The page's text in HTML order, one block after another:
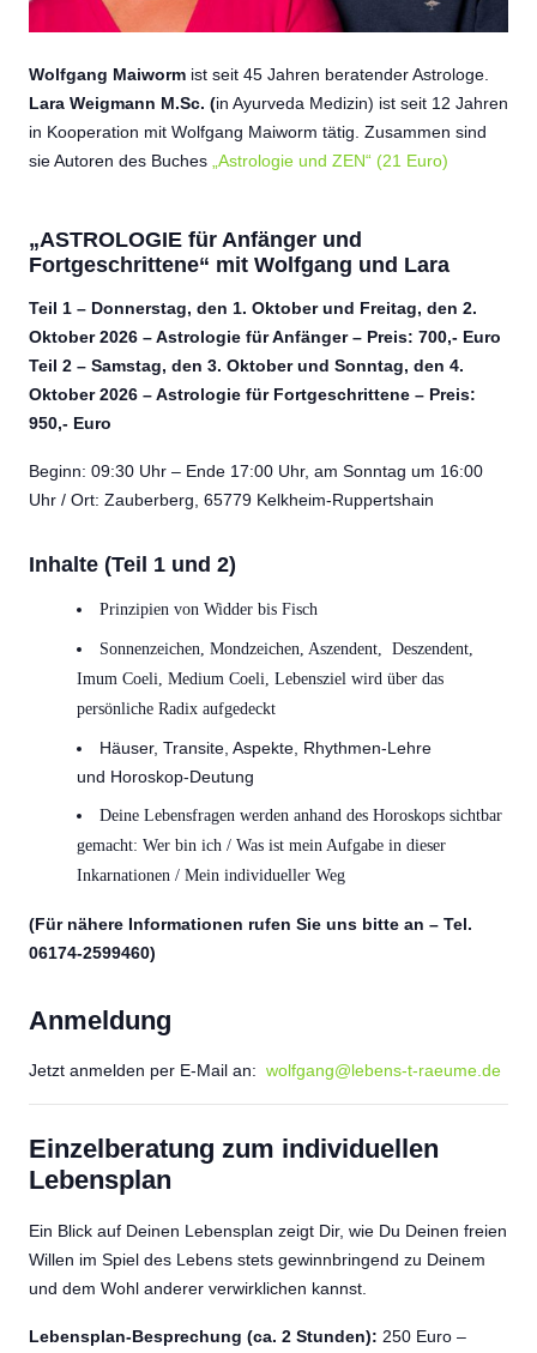
Wolfgang Maiworm ist seit 45 Jahren beratender Astrologe.
Lara Weigmann M.Sc. (in Ayurveda Medizin) ist seit 12 Jahren
in Kooperation mit Wolfgang Maiworm tätig. Zusammen sind
sie Autoren des Buches „Astrologie und ZEN“ (21 Euro)
„ASTROLOGIE für Anfänger und
Fortgeschrittene“ mit Wolfgang und Lara
Teil 1 – Donnerstag, den 1. Oktober und Freitag, den 2.
Oktober 2026 – Astrologie für Anfänger – Preis: 700,- Euro
Teil 2 – Samstag, den 3. Oktober und Sonntag, den 4.
Oktober 2026 – Astrologie für Fortgeschrittene – Preis:
950,- Euro
Beginn: 09:30 Uhr – Ende 17:00 Uhr, am Sonntag um 16:00
Uhr / Ort: Zauberberg, 65779 Kelkheim-Ruppertshain
Inhalte (Teil 1 und 2)
Prinzipien von Widder bis Fisch
Sonnenzeichen, Mondzeichen, Aszendent, Deszendent,
Imum Coeli, Medium Coeli, Lebensziel wird über das
persönliche Radix aufgedeckt
Häuser, Transite, Aspekte, Rhythmen-Lehre
und Horoskop-Deutung
Deine Lebensfragen werden anhand des Horoskops sichtbar
gemacht: Wer bin ich / Was ist mein Aufgabe in dieser
Inkarnationen / Mein individueller Weg
(Für nähere Informationen rufen Sie uns bitte an – Tel.
06174-2599460)
Anmeldung
Jetzt anmelden per E-Mail an: wolfgang@lebens-t-raeume.de
Einzelberatung zum individuellen
Lebensplan
Ein Blick auf Deinen Lebensplan zeigt Dir, wie Du Deinen freien
Willen im Spiel des Lebens stets gewinnbringend zu Deinem
und dem Wohl anderer verwirklichen kannst.
Lebensplan-Besprechung (ca. 2 Stunden): 250 Euro –